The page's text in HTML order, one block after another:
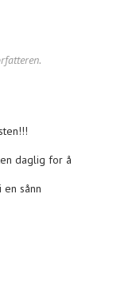
daglig for å
sånn